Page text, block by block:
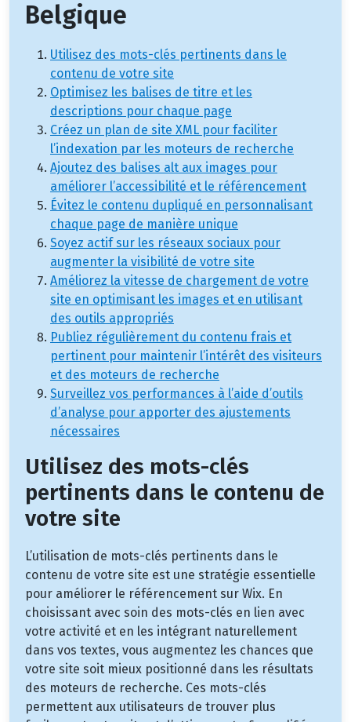
Belgique
Utilisez des mots-clés pertinents dans le
contenu de votre site
Optimisez les balises de titre et les
descriptions pour chaque page
Créez un plan de site XML pour faciliter
l’indexation par les moteurs de recherche
Ajoutez des balises alt aux images pour
améliorer l’accessibilité et le référencement
Évitez le contenu dupliqué en personnalisant
chaque page de manière unique
Soyez actif sur les réseaux sociaux pour
augmenter la visibilité de votre site
Améliorez la vitesse de chargement de votre
site en optimisant les images et en utilisant
des outils appropriés
Publiez régulièrement du contenu frais et
pertinent pour maintenir l’intérêt des visiteurs
et des moteurs de recherche
Surveillez vos performances à l’aide d’outils
d’analyse pour apporter des ajustements
nécessaires
Utilisez des mots-clés
pertinents dans le contenu de
votre site
L’utilisation de mots-clés pertinents dans le
contenu de votre site est une stratégie essentielle
pour améliorer le référencement sur Wix. En
choisissant avec soin des mots-clés en lien avec
votre activité et en les intégrant naturellement
dans vos textes, vous augmentez les chances que
votre site soit mieux positionné dans les résultats
des moteurs de recherche. Ces mots-clés
permettent aux utilisateurs de trouver plus